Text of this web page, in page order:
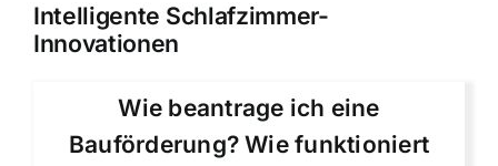
Intelligente Schlafzimmer-
Innovationen
Wie beantrage ich eine
Bauförderung? Wie funktioniert